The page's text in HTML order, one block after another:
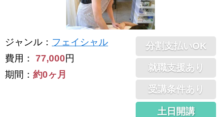
ジャンル ： フェイシャル
費用： 77,000円
期間： 約0ヶ月
分割支払いOK
就職支援あり
受講条件あり
土日開講